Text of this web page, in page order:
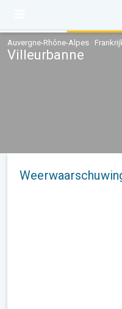
Auvergne-Rhône-Alpes ·
Villeurbanne